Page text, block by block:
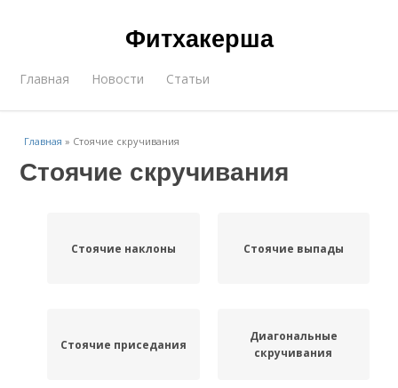
Фитхакерша
Главная Новости Статьи
Главная » Стоячие скручивания
Стоячие скручивания
Стоячие наклоны Стоячие выпады
Стоячие приседания
Диагональные
скручивания